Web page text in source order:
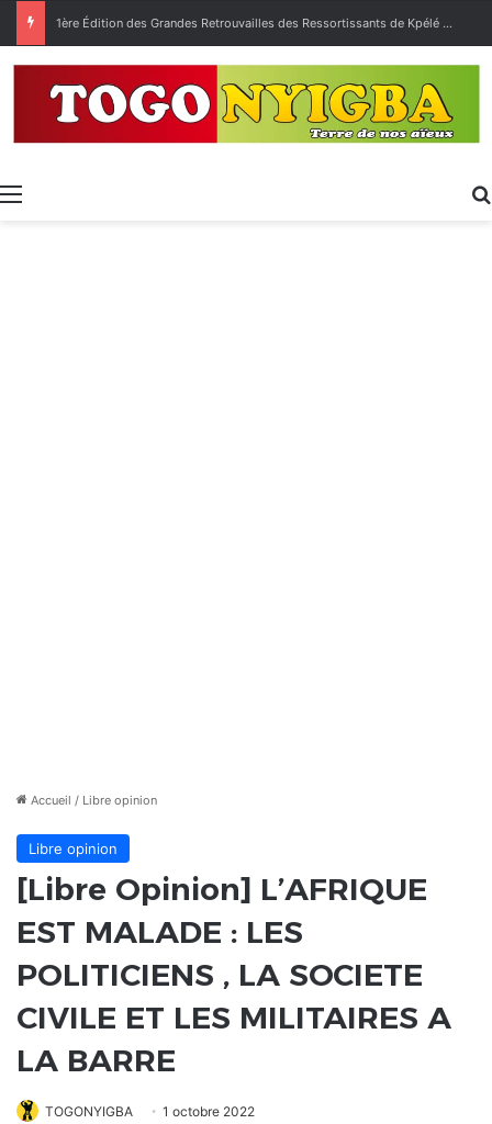
1ère Édition des Grandes Retrouvailles des Ressortissants de Kpélé Govié Apégamé / Sokpé
Menu
Accueil / Libre opinion
Libre opinion
[Libre Opinion] L’AFRIQUE
EST MALADE : LES
POLITICIENS , LA SOCIETE
CIVILE ET LES MILITAIRES A
LA BARRE
TOGONYIGBA 1 octobre 2022